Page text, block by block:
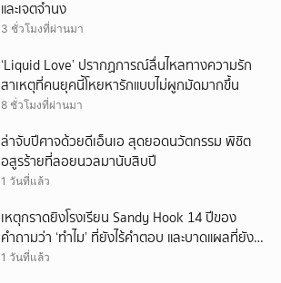
และเจตจำนง
3 ชั่วโมงที่ผ่านมา
‘Liquid Love’ ปรากฏการณ์ลื่นไหลทางความรัก
สาเหตุที่คนยุคนี้โหยหารักแบบไม่ผูกมัดมากขึ้น
8 ชั่วโมงที่ผ่านมา
ล่าจับปีศาจด้วยดีเอ็นเอ สุดยอดนวัตกรรม พิชิต
อสูรร้ายที่ลอยนวลมานับสิบปี
1 วันที่แล้ว
เหตุกราดยิงโรงเรียน Sandy Hook 14 ปีของ
คำถามว่า ‘ทำไม’ ที่ยังไร้คำตอบ และบาดแผลที่ยัง
ทวงความรับผิดชอบไม่จบ
1 วันที่แล้ว